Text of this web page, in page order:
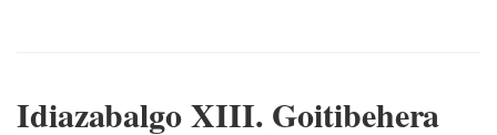
Idiazabalgo XIII. Goitibehera